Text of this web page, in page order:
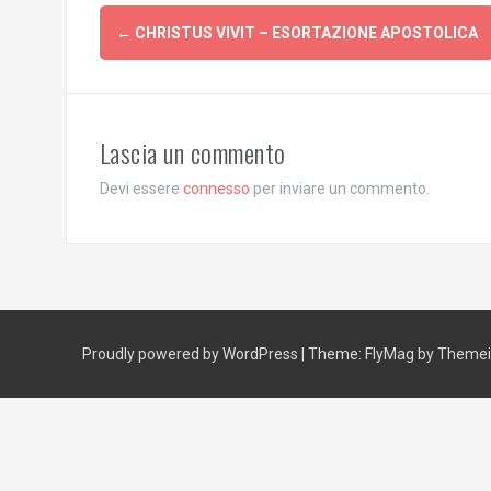
Post
navigation
← CHRISTUS VIVIT – ESORTAZIONE APOSTOLICA
Lascia un commento
Devi essere connesso per inviare un commento.
Proudly powered by WordPress Theme: FlyMag by